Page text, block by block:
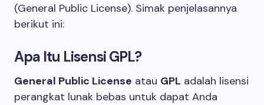
(General Public License). Simak penjelasannya
berikut ini:
Apa Itu Lisensi GPL?
General Public License atau GPL adalah lisensi
perangkat lunak bebas untuk dapat Anda